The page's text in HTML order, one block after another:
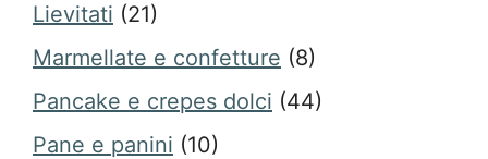
Lievitati (21)
Marmellate e confetture (8)
Pancake e crepes dolci (44)
Pane e panini (10)